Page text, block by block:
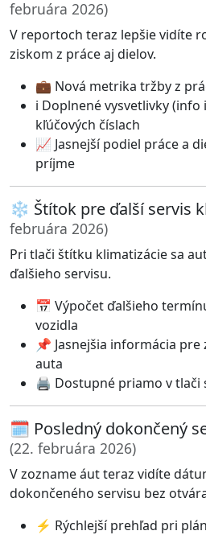
februára 2026)
V reportoch teraz lepšie vidíte
ziskom z práce aj dielov.
💼 Nová metrika tržby z
ℹ️ Doplnené vysvetlivky
kľúčových číslach
📈 Jasnejší podiel práce a
príjme
❄️ Štítok pre ďalší servis
februára 2026)
Pri tlači štítku klimatizácie sa
ďalšieho servisu.
📅 Výpočet ďalšieho
vozidla
📌 Jasnejšia informácia
auta
🖨️ Dostupné priamo v tlači
🗓️ Posledný dokončený
(22. februára 2026)
V zozname áut teraz vidíte
dokončeného servisu bez
⚡ Rýchlejší prehľad pri